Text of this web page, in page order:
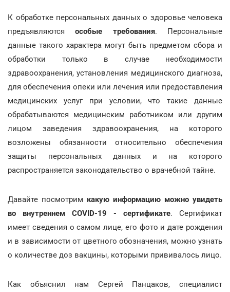
К обработке персональных данных о здоровье человека
предъявляютсяособые требования. Персональные
данные такого характера могут быть предметом сбора и
обработки только в случае необходимости
здравоохранения, установления медицинского диагноза,
для обеспечения опеки или лечения или предоставления
медицинских услуг при условии, что такие данные
обрабатываются медицинским работником или другим
лицом заведения здравоохранения, на которого
возложены обязанности относительно обеспечения
защиты персональных данных и на которого
распространяется законодательство о врачебной тайне.
Давайте посмотрим какую информацию можно увидеть
во внутреннем COVID-19 - сертификате. Сертификат
имеет сведения о самом лице, его фото и дате рождения
и в зависимости от цветного обозначения, можно узнать
о количестве доз вакцины, которыми прививалось лицо.
Как объяснил нам Сергей Панцаков, специалист